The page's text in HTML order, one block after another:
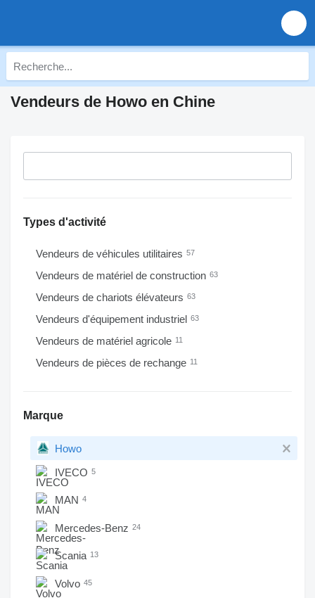
Vendeurs de Howo en Chine
Types d'activité
Vendeurs de véhicules utilitaires 57
Vendeurs de matériel de construction 63
Vendeurs de chariots élévateurs 63
Vendeurs d'équipement industriel 63
Vendeurs de matériel agricole 11
Vendeurs de pièces de rechange 11
Marque
Howo
IVECO 5
MAN 4
Mercedes-Benz 24
Scania 13
Volvo 45